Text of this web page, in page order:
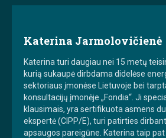
Katerina Jarmolovičienė
Katerina turi daugiau nei 15 metų
kurią sukaupė dirbdama didelėse
sektoriaus įmonėse Lietuvoje bei
konsultacijų įmonėje „Fondia“. Ji
klausimais, yra sertifikuota asmens
ekspertė (CIPP/E), turi patirties
apsaugos pareigūne. Katerina taip